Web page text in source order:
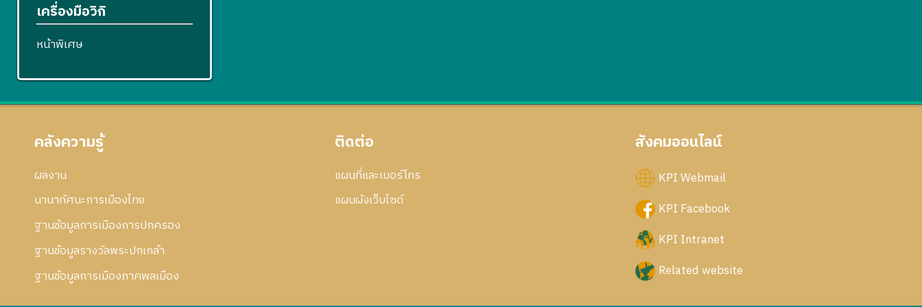
เครื่องมือวิกิ
หน้าพิเศษ
คลังความรู้
ผลงาน
นานาทัศนะการเมืองไทย
ฐานข้อมูลการเมืองการปกครอง
ฐานข้อมูลรางวัลพระปกเกล้า
ฐานข้อมูลการเมืองภาคพลเมือง
ติดต่อ
แผนที่และเบอร์โทร
แผนผังเว็บไซด์
สังคมออนไลน์
KPI Webmail
KPI Facebook
KPI Intranet
Related website